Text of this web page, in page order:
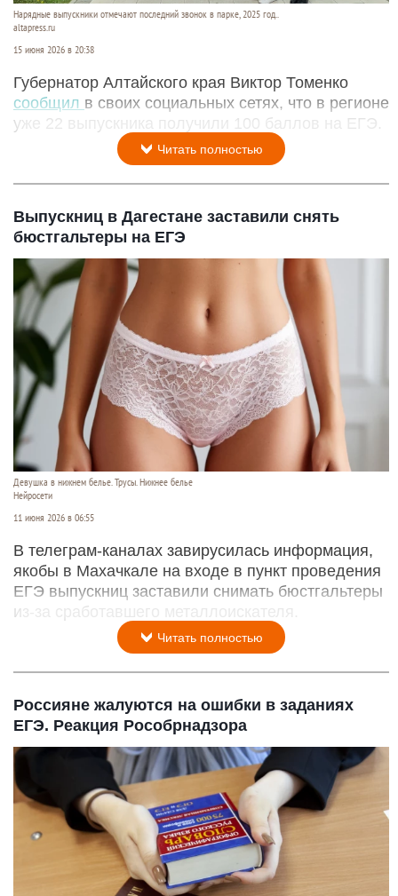
Нарядные выпускники отмечают последний звонок в парке, 2025 год..
altapress.ru
15 июня 2026 в 20:38
Губернатор Алтайского края Виктор Томенко
сообщил в своих социальных сетях, что в регионе
уже 22 выпускника получили 100 баллов на ЕГЭ.
Читать полностью
Выпускниц в Дагестане заставили снять
бюстгальтеры на ЕГЭ
Девушка в нижнем белье. Трусы. Нижнее белье
Нейросети
11 июня 2026 в 06:55
В телеграм-каналах завирусилась информация,
якобы в Махачкале на входе в пункт проведения
ЕГЭ выпускниц заставили снимать бюстгальтеры
из-за сработавшего металлоискателя.
Читать полностью
Россияне жалуются на ошибки в заданиях
ЕГЭ. Реакция Рособрнадзора